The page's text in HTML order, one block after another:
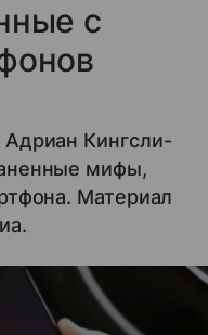
с
Кингсли-
мифы,
Материал